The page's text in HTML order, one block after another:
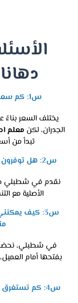
س1: كم سعر متر الدهان مع المواد في جدة؟
يختلف السعر بناءً
الجدران، لكن معلم
تبدأ من
س2: هل توفرون خدمة توريد الدهانات أم تنفيذ فقط؟
نقدم في شطبلي
الأصلية مع
س3: كيف
في شطبلي، نحضر
بفتحها أمام
س4: كم تستغرق عملية دهان شقة متوسطة المساحة؟